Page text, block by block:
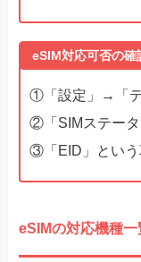
eSIM対応可否の
①「設定」→「デ
②「SIMステー
③「EID」という
eSIMの対応機種一